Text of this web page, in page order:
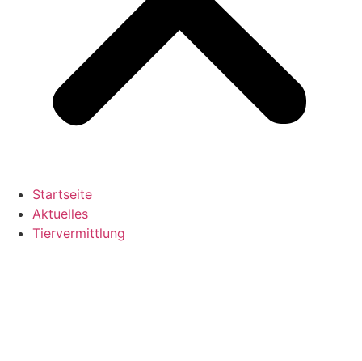
Startseite
Aktuelles
Tiervermittlung